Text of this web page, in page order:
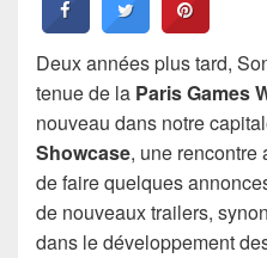
Deux années plus tard,
tenue de la Paris Games
nouveau dans notre
Showcase, une rencontre
de faire quelques
de nouveaux trailers,
dans le développement